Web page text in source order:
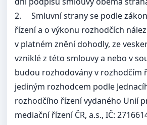
2.
Smluvní strany se podle
řízení a o výkonu rozhodčích
v platném znění dohodly, ze
vzniklé z této smlouvy a nebo v
budou rozhodovány v rozhodčím
jediným rozhodcem podle
rozhodčího řízení vydaného Unií
mediační řízení ČR, a.s., IČ: